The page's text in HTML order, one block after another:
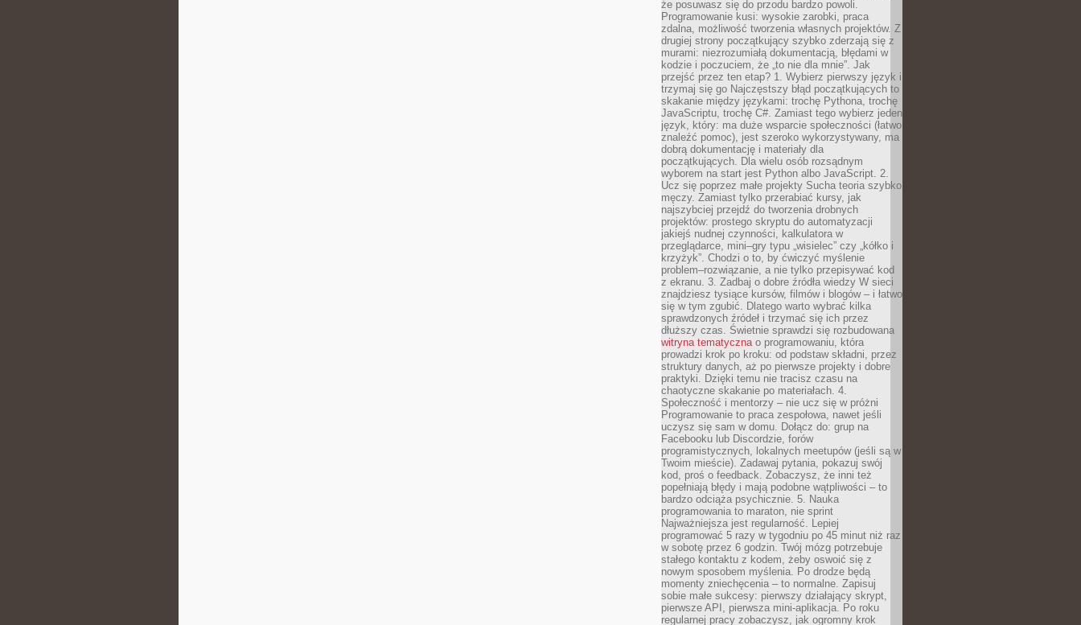
że posuwasz się do przodu bardzo powoli.
Programowanie kusi: wysokie zarobki, praca
zdalna, możliwość tworzenia własnych projektów. Z
drugiej strony początkujący szybko zderzają się z
murami: niezrozumiałą dokumentacją, błędami w
kodzie i poczuciem, że „to nie dla mnie”. Jak
przejść przez ten etap? 1. Wybierz pierwszy język i
trzymaj się go Najczęstszy błąd początkujących to
skakanie między językami: trochę Pythona, trochę
JavaScriptu, trochę C#. Zamiast tego wybierz jeden
język, który: ma duże wsparcie społeczności (łatwo
znaleźć pomoc), jest szeroko wykorzystywany, ma
dobrą dokumentację i materiały dla
początkujących. Dla wielu osób rozsądnym
wyborem na start jest Python albo JavaScript. 2.
Ucz się poprzez małe projekty Sucha teoria szybko
męczy. Zamiast tylko przerabiać kursy, jak
najszybciej przejdź do tworzenia drobnych
projektów: prostego skryptu do automatyzacji
jakiejś nudnej czynności, kalkulatora w
przeglądarce, mini–gry typu „wisielec” czy „kółko i
krzyżyk”. Chodzi o to, by ćwiczyć myślenie
problem–rozwiązanie, a nie tylko przepisywać kod
z ekranu. 3. Zadbaj o dobre źródła wiedzy W sieci
znajdziesz tysiące kursów, filmów i blogów – i łatwo
się w tym zgubić. Dlatego warto wybrać kilka
sprawdzonych źródeł i trzymać się ich przez
dłuższy czas. Świetnie sprawdzi się rozbudowana
witryna tematycznao programowaniu, która
prowadzi krok po kroku: od podstaw składni, przez
struktury danych, aż po pierwsze projekty i dobre
praktyki. Dzięki temu nie tracisz czasu na
chaotyczne skakanie po materiałach. 4.
Społeczność i mentorzy – nie ucz się w próżni
Programowanie to praca zespołowa, nawet jeśli
uczysz się sam w domu. Dołącz do: grup na
Facebooku lub Discordzie, forów
programistycznych, lokalnych meetupów (jeśli są w
Twoim mieście). Zadawaj pytania, pokazuj swój
kod, proś o feedback. Zobaczysz, że inni też
popełniają błędy i mają podobne wątpliwości – to
bardzo odciąża psychicznie. 5. Nauka
programowania to maraton, nie sprint
Najważniejsza jest regularność. Lepiej
programować 5 razy w tygodniu po 45 minut niż raz
w sobotę przez 6 godzin. Twój mózg potrzebuje
stałego kontaktu z kodem, żeby oswoić się z
nowym sposobem myślenia. Po drodze będą
momenty zniechęcenia – to normalne. Zapisuj
sobie małe sukcesy: pierwszy działający skrypt,
pierwsze API, pierwsza mini-aplikacja. Po roku
regularnej pracy zobaczysz, jak ogromny krok